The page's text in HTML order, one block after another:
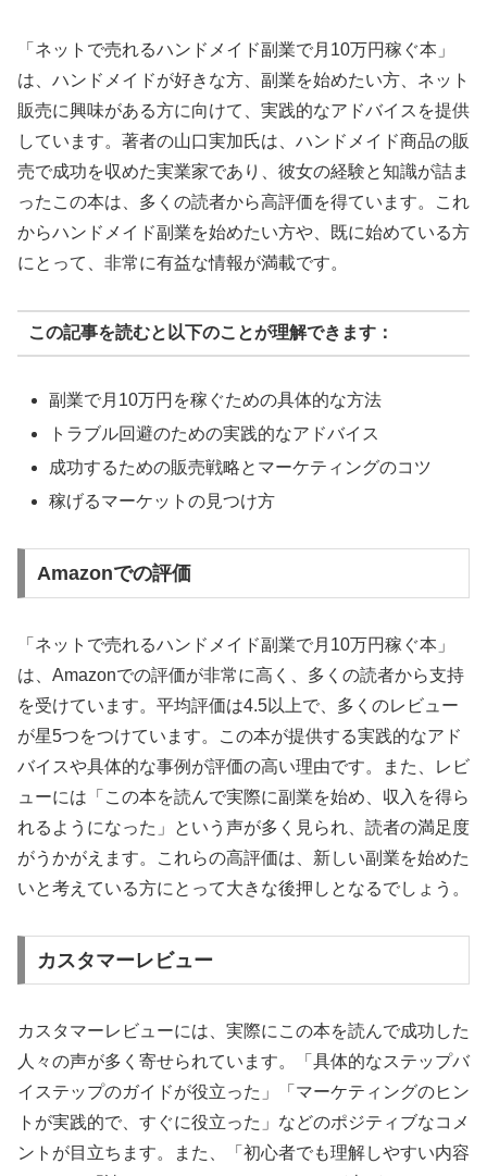
「ネットで売れるハンドメイド副業で月10万円稼ぐ本」
は、ハンドメイドが好きな方、副業を始めたい方、ネット
販売に興味がある方に向けて、実践的なアドバイスを提供
しています。著者の山口実加氏は、ハンドメイド商品の販
売で成功を収めた実業家であり、彼女の経験と知識が詰ま
ったこの本は、多くの読者から高評価を得ています。これ
からハンドメイド副業を始めたい方や、既に始めている方
にとって、非常に有益な情報が満載です。
この記事を読むと以下のことが理解できます：
副業で月10万円を稼ぐための具体的な方法
トラブル回避のための実践的なアドバイス
成功するための販売戦略とマーケティングのコツ
稼げるマーケットの見つけ方
Amazonでの評価
「ネットで売れるハンドメイド副業で月10万円稼ぐ本」
は、Amazonでの評価が非常に高く、多くの読者から支持
を受けています。平均評価は4.5以上で、多くのレビュー
が星5つをつけています。この本が提供する実践的なアド
バイスや具体的な事例が評価の高い理由です。また、レビ
ューには「この本を読んで実際に副業を始め、収入を得ら
れるようになった」という声が多く見られ、読者の満足度
がうかがえます。これらの高評価は、新しい副業を始めた
いと考えている方にとって大きな後押しとなるでしょう。
カスタマーレビュー
カスタマーレビューには、実際にこの本を読んで成功した
人々の声が多く寄せられています。「具体的なステップバ
イステップのガイドが役立った」「マーケティングのヒン
トが実践的で、すぐに役立った」などのポジティブなコメ
ントが目立ちます。また、「初心者でも理解しやすい内容